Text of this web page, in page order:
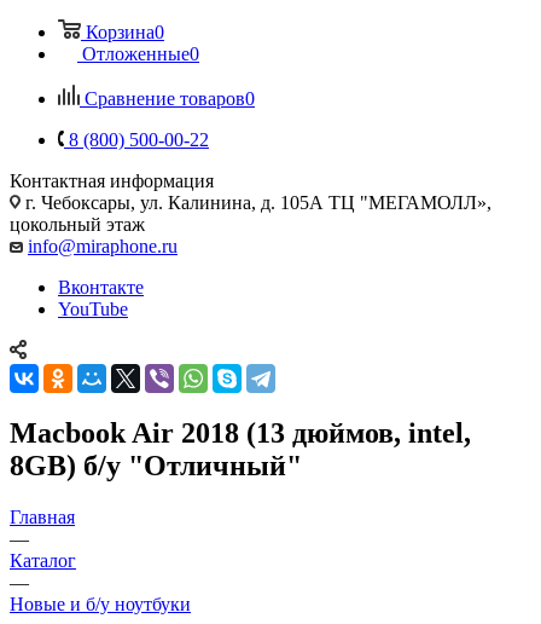
Корзина0
Отложенные0
Сравнение товаров0
8 (800) 500-00-22
Контактная информация
г. Чебоксары, ул. Калинина, д. 105А ТЦ "МЕГАМОЛЛ»,
цокольный этаж
info@miraphone.ru
Вконтакте
YouTube
Macbook Air 2018 (13 дюймов, intel,
8GB) б/у "Отличный"
Главная
—
Каталог
—
Новые и б/у ноутбуки